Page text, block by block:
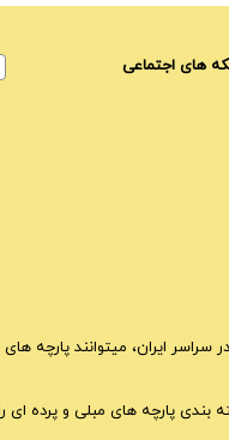
های اجتماعی
ایران، میتوانند پارچه
بندی پارچه های مبلی و پرده ای